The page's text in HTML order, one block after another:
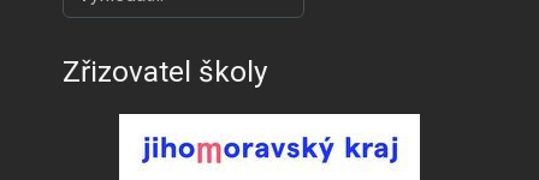
Zřizovatel školy